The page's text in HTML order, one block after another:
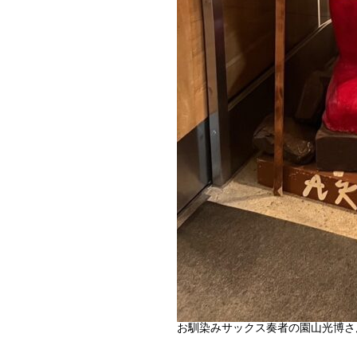
お馴染みサックス奏者の園山光博